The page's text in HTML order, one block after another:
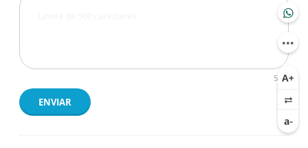
500
ENVIAR